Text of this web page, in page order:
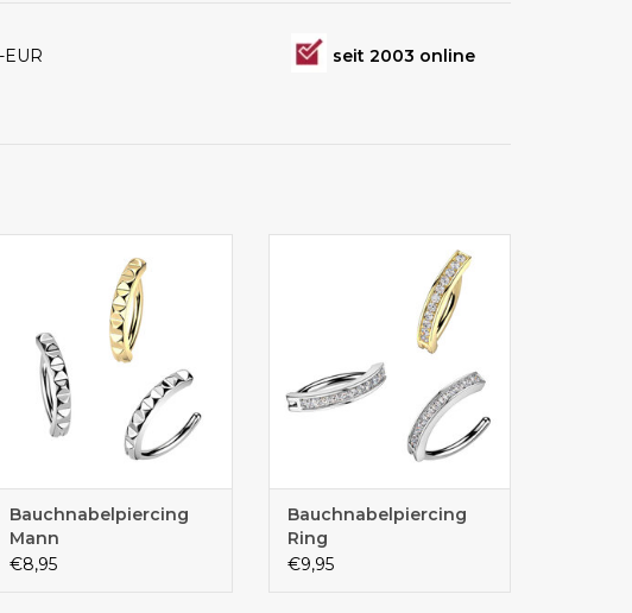
EUR
seit 2003 online
Männer
Bauchnabelpiercing
Mann
€8,95
Bauchnabelpiercing
Ring
€9,95